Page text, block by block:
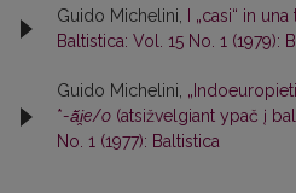
Guido Michelini, I „casi“ in
Baltistica: Vol. 15 No. 1 (1979):
Guido Michelini,
*-ā̆i̯e/o (atsižvelgiant ypač į
No. 1 (1977): Baltistica